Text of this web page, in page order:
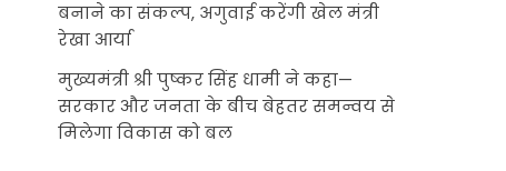
बनाने का संकल्प, अगुवाई करेंगी खेल मंत्री
रेखा आर्या
मुख्यमंत्री श्री पुष्कर सिंह धामी ने कहा—
सरकार और जनता के बीच बेहतर समन्वय से
मिलेगा विकास को बल